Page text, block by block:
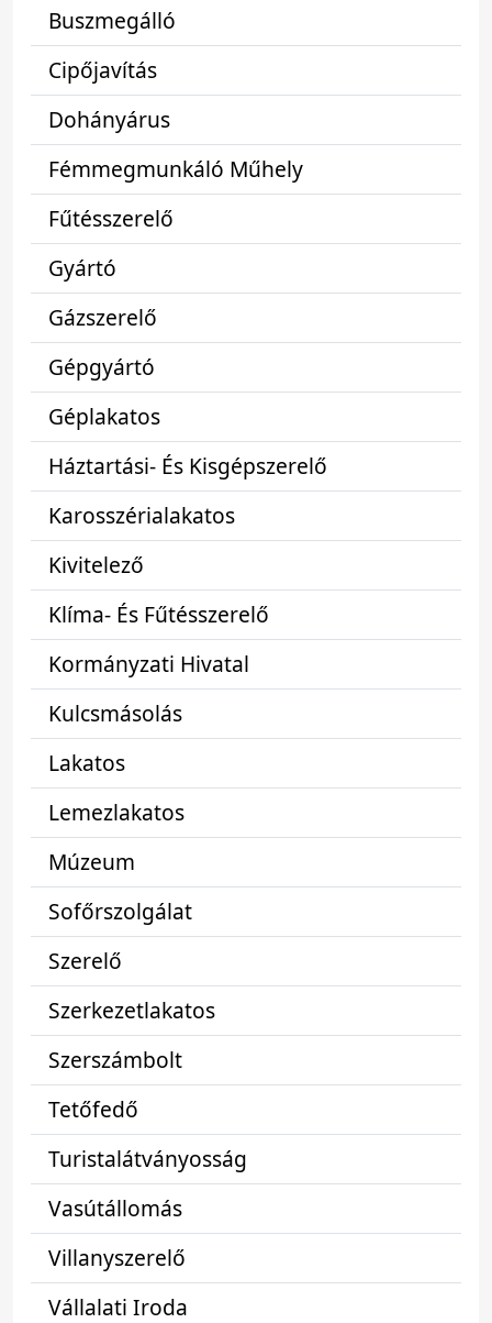
Buszmegálló
Cipőjavítás
Dohányárus
Fémmegmunkáló Műhely
Fűtésszerelő
Gyártó
Gázszerelő
Gépgyártó
Géplakatos
Háztartási- És Kisgépszerelő
Karosszérialakatos
Kivitelező
Klíma- És Fűtésszerelő
Kormányzati Hivatal
Kulcsmásolás
Lakatos
Lemezlakatos
Múzeum
Sofőrszolgálat
Szerelő
Szerkezetlakatos
Szerszámbolt
Tetőfedő
Turistalátványosság
Vasútállomás
Villanyszerelő
Vállalati Iroda